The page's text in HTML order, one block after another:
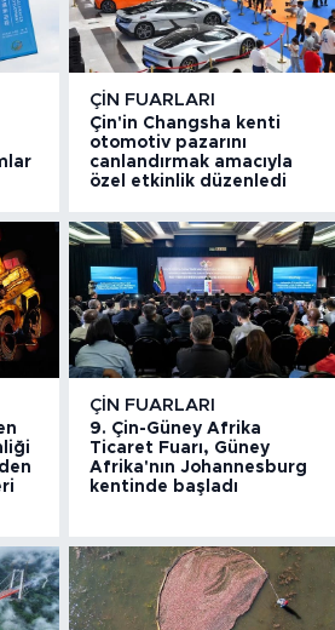
ÇIN FUARLARI
Çin'in Changsha kenti
otomotiv pazarını
canlandırmak amacıyla
özel etkinlik düzenledi
ÇIN FUARLARI
9. Çin-Güney Afrika
Ticaret Fuarı, Güney
Afrika'nın Johannesburg
kentinde başladı